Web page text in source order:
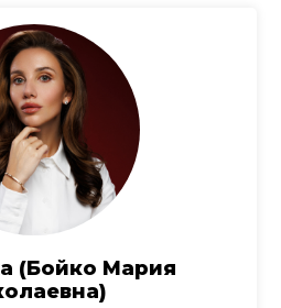
(Бойко Мария